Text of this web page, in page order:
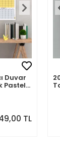
Duvar
Pastel
TL